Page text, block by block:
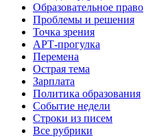
Образовательное право
Проблемы и решения
Точка зрения
АРТ-прогулка
Перемена
Острая тема
Зарплата
Политика образования
Событие недели
Строки из писем
Все рубрики